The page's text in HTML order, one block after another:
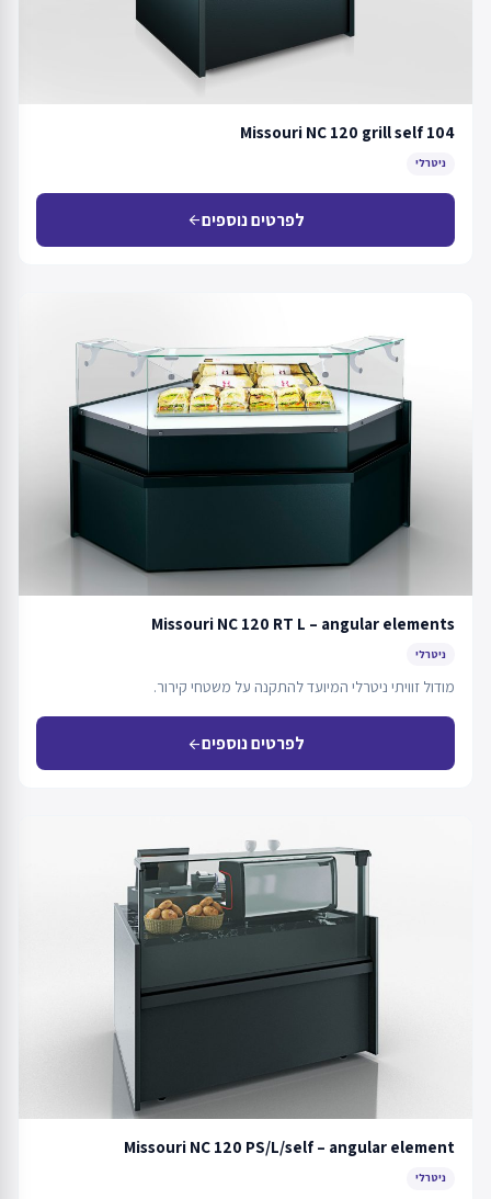
Missouri NC 120 grill self 104
ניטרלי
לפרטים נוספיםarrow_back
Missouri NC 120 RT L – angular elements
ניטרלי
מודול זוויתי ניטרלי המיועד להתקנה על משטחי קירור.
לפרטים נוספיםarrow_back
Missouri NC 120 PS/L/self – angular element
ניטרלי